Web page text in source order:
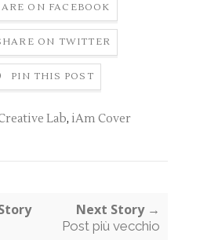
ON FACEBOOK
ON TWITTER
PIN THIS POST
Lab, iAm Cover
Next Story →
Post più vecchio